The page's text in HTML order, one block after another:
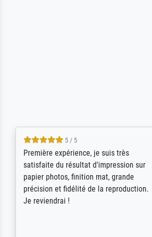
4.5 / 5
ik beoordeel Meisterdrucke zeer
positief. Door de 69505 beschikbare
kunstenaars scrollen is echter
onbegonnen werk (na stoppen begint
het weer van voor af aan). Als er naar